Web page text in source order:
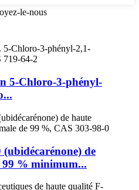
le-nous
5-Chloro-3-phényl-
(ubidécarénone) de
% minimum...